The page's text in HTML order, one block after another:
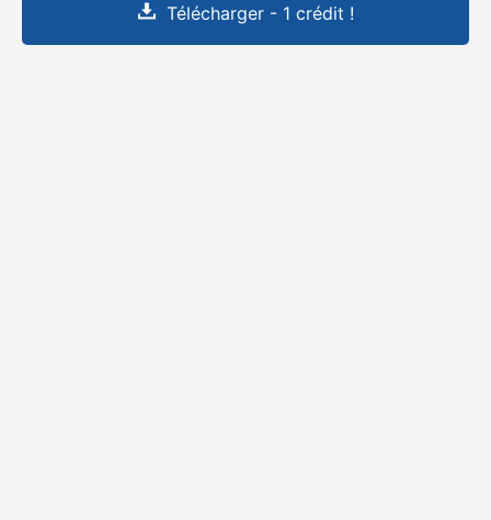
Télécharger - 1 crédit !